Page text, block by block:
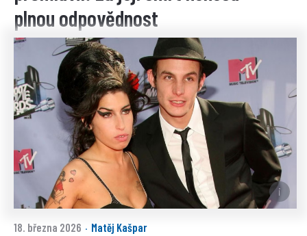
plnou odpovědnost
18. března 2026 · Matěj Kašpar